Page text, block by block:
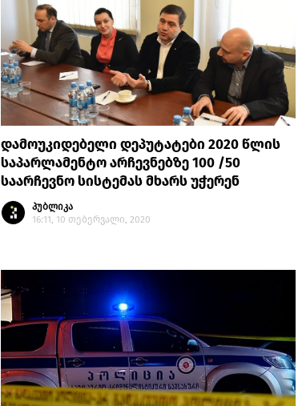
დამოუკიდებელი დეპუტატები 2020 წლის
საპარლამენტო არჩევნებზე 100 /50
საარჩევნო სისტემას მხარს უჭერენ
პუბლიკა
16:11, 10 თებერვალი, 2020